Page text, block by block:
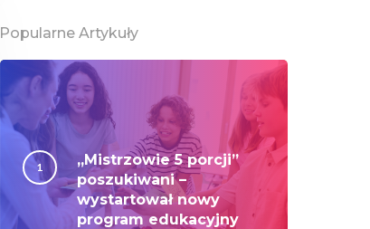
Popularne Artykuły
„Mistrzowie 5 porcji”
poszukiwani –
wystartował nowy
program edukacyjny